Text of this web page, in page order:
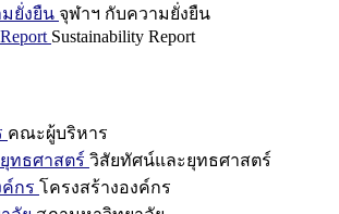
ยั่งยืน จุฬาฯ กับความยั่งยืน
Sustainability Report
คณะผู้บริหาร
ทธศาสตร์ วิสัยทัศน์และยุทธศาสตร์
ค์กร โครงสร้างองค์กร